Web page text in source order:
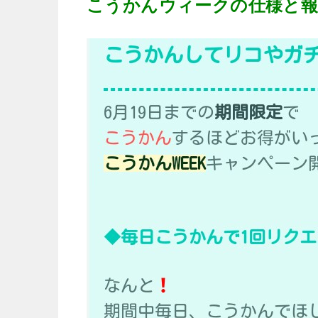
こうかんウィークの仕様と